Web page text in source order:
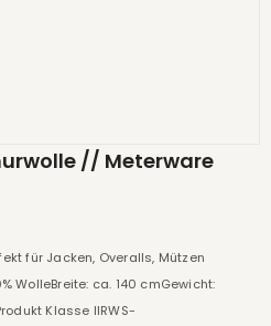
// Meterware
für Jacken, Overalls, Mützen
WolleBreite: ca. 140 cmGewicht:
Klasse IIRWS-